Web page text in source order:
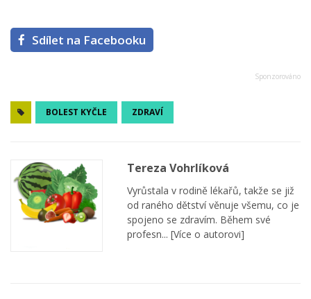
Sdílet na Facebooku
BOLEST KYČLE ZDRAVÍ
Tereza Vohrlíková
Vyrůstala v rodině lékařů, takže se již
od raného dětství věnuje všemu, co je
spojeno se zdravím. Během své
profesn... [Více o autorovi]